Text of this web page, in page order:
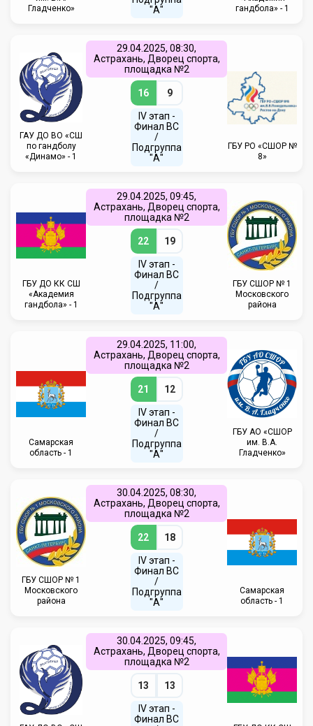
Гладченко»
"А"
гандбола» - 1
ГАУ ДО ВО «СШ
по гандболу
«Динамо» - 1
29.04.2025, 08:30,
Астрахань, Дворец спорта,
площадка №2
16 9
IV этап -
Финал ВС
/
Подгруппа
"А"
ГБУ РО «СШОР №
8»
ГБУ ДО КК СШ
«Академия
гандбола» - 1
29.04.2025, 09:45,
Астрахань, Дворец спорта,
площадка №2
22 19
IV этап -
Финал ВС
/
Подгруппа
"А"
ГБУ СШОР № 1
Московского
района
Самарская
область - 1
29.04.2025, 11:00,
Астрахань, Дворец спорта,
площадка №2
21 12
IV этап -
Финал ВС
/
Подгруппа
"А"
ГБУ АО «СШОР
им. В.А.
Гладченко»
ГБУ СШОР № 1
Московского
района
30.04.2025, 08:30,
Астрахань, Дворец спорта,
площадка №2
22 18
IV этап -
Финал ВС
/
Подгруппа
"А"
Самарская
область - 1
30.04.2025, 09:45,
Астрахань, Дворец спорта,
площадка №2
13 13
IV этап -
Финал ВС